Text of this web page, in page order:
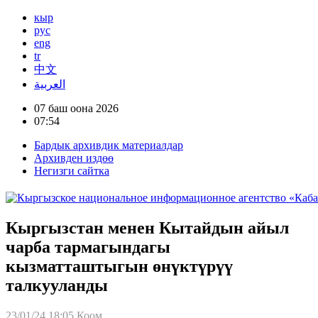
кыр
рус
eng
tr
中文
العربية
07 баш оона 2026
07:54
Бардык архивдик материалдар
Архивден издөө
Негизги сайтка
Кыргызстан менен Кытайдын айыл
чарба тармагындагы
кызматташтыгын өнүктүрүү
талкууланды
23/01/24 18:05 Коом